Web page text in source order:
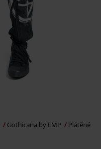
Gothicana by EMP
Plátěné